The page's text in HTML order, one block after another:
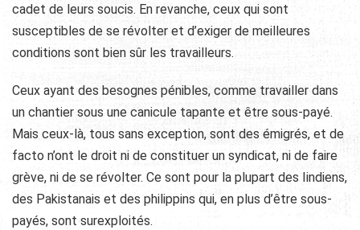
cadet de leurs soucis. En revanche, ceux qui sont
susceptibles de se révolter et d’exiger de meilleures
conditions sont bien sûr les travailleurs.
Ceux ayant des besognes pénibles, comme travailler dans
un chantier sous une canicule tapante et être sous-payé.
Mais ceux-là, tous sans exception, sont des émigrés, et de
facto n’ont le droit ni de constituer un syndicat, ni de faire
grève, ni de se révolter. Ce sont pour la plupart des Iindiens,
des Pakistanais et des philippins qui, en plus d’être sous-
payés, sont surexploités.